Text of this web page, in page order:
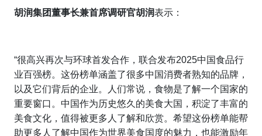
胡润集团董事长兼首席调研官胡润表示：
“很高兴再次与环球首发合作，联合发布2025中国食品行
业百强榜。这份榜单涵盖了很多中国消费者熟知的品牌，
以及它们背后的企业。人们常说，食物是了解一个国家的
重要窗口。中国作为历史悠久的美食大国，积淀了丰富的
美食文化，值得被更多人了解和欣赏。希望这份榜单能帮
助更多人了解中国作为世界美食国度的魅力，也能激励年